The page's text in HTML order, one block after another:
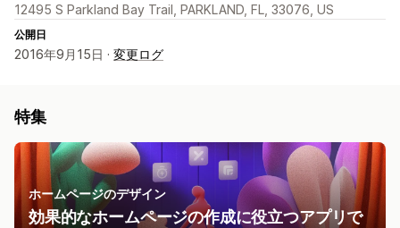
12495 S Parkland Bay Trail, PARKLAND, FL, 33076, US
公開日
2016年9月15日 · 変更ログ
特集
ホームページのデザイン
効果的なホームページの作成に役立つアプリで